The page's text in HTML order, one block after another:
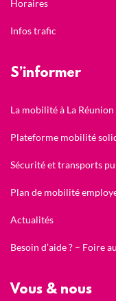
Horaires
Infos trafic
S’informer
La mobilité à La Réunion
Plateforme mobilité
Sécurité et transports
Plan de mobilité
Actualités
Besoin d’aide ? – Foire
Vous & nous